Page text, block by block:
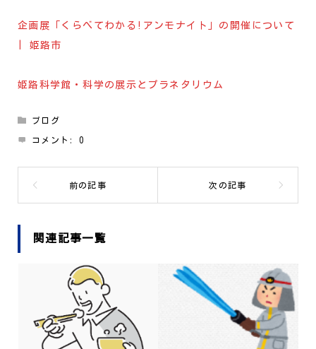
企画展「くらべてわかる!アンモナイト」の開催について
| 姫路市
姫路科学館・科学の展示とプラネタリウム
ブログ
コメント:0
関連記事一覧